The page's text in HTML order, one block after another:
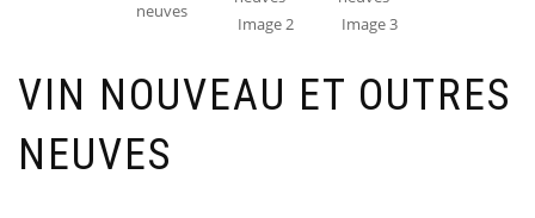
VIN NOUVEAU ET OUTRES
NEUVES